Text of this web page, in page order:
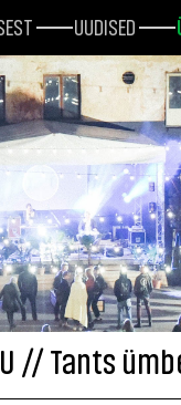
UUDISED
// Tants